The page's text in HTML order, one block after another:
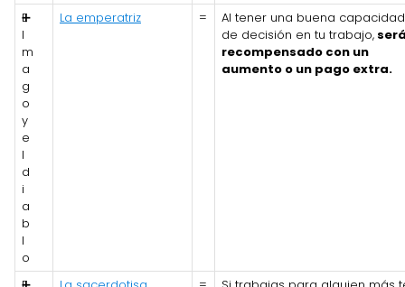
E
l
m
a
g
o
y
e
l
d
i
a
b
l
o
➕ La emperatriz =
Al tener una buena capacidad
de decisión en tu trabajo,
recompensado con un
aumento o un pago extra.